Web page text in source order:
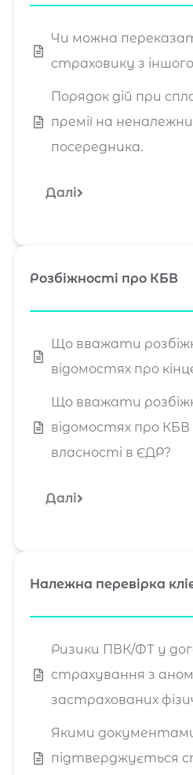
Чи можна
страховику з
Порядок дій при
премії на
посередника.
Далі
Розбіжності про КБВ
Що вважати
відомостях про
Що вважати
відомостях про
власності в ЄДР?
Далі
Належна перевірка
Ризики ПВК/ФТ у
страхування з
застрахованих
Якими
підтверджується